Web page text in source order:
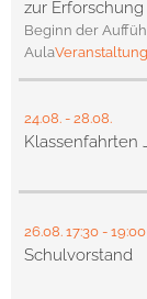
zur
Beginn der
AulaVeranstaltung
24.08. - 28.08.
Klassenfahrten
26.08. 17:30 - 19:00
Schulvorstand